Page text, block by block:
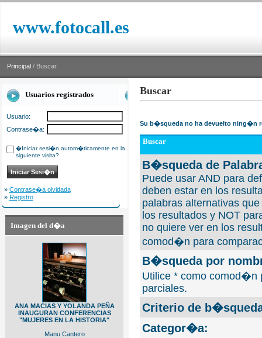
www.fotocall.es
Principal / Buscar
Usuarios registrados
Usuario:
Contrase�a:
�Iniciar sesi�n autom�ticamente en la
siguiente visita?
» Contrase�a olvidada
» Registro
Imagen del d�a
ANA MACIAS Y YOLANDA PEÑA
INAUGURAN CONFERENCIAS
"MUJERES EN LA HISTORIA"
Manu Cantero
Buscar
Su b�squeda no ha devuelto ning�n
Buscar
B�squeda de
Puede usar AND para
deben estar en los
palabras alternativas
los resultados y NOT
no quiere ver en los
comod�n para
B�squeda por
Utilice * como comod�n
parciales.
Criterio de
Categor�a: